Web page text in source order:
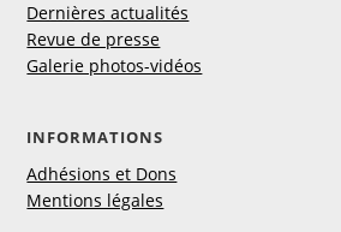
Dernières actualités
Revue de presse
Galerie photos-vidéos
INFORMATIONS
Adhésions et Dons
Mentions légales